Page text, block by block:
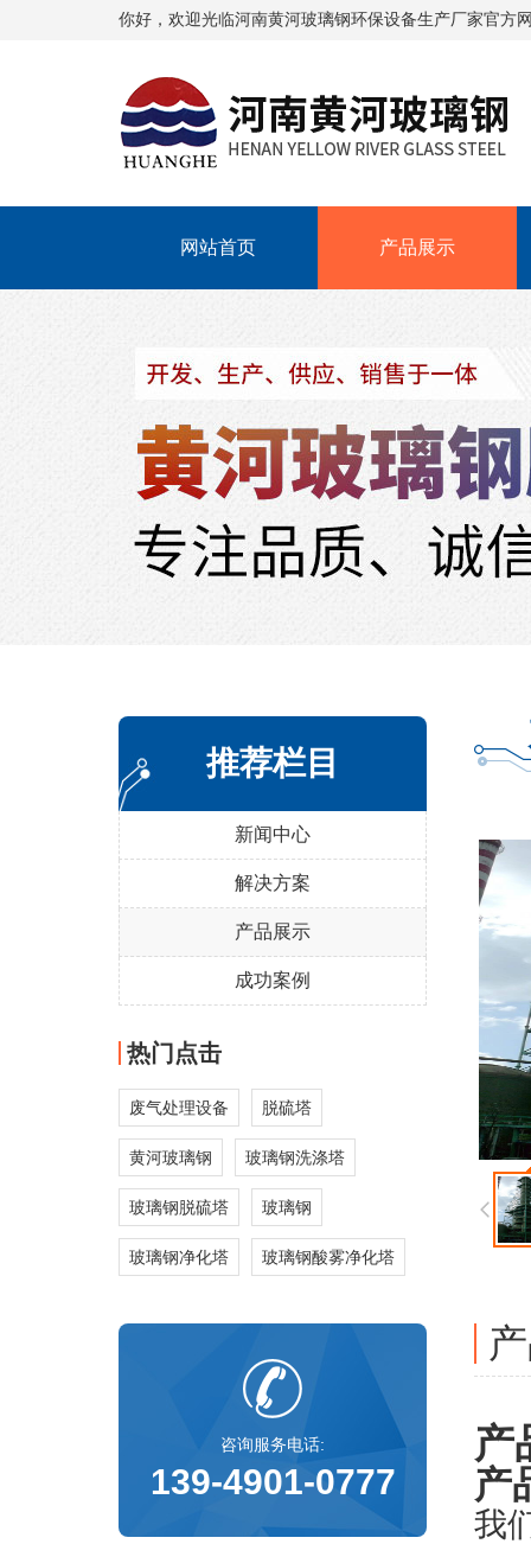
你好，欢迎光临河南黄河玻璃钢环保设备生产厂家官方
网站首页 产品展示
推荐栏目
新闻中心
解决方案
产品展示
成功案例
热门点击
废气处理设备 脱硫塔
黄河玻璃钢 玻璃钢洗涤塔
玻璃钢脱硫塔 玻璃钢
玻璃钢净化塔 玻璃钢酸雾净化塔
咨询服务电话:
139-4901-0777
产
产
我